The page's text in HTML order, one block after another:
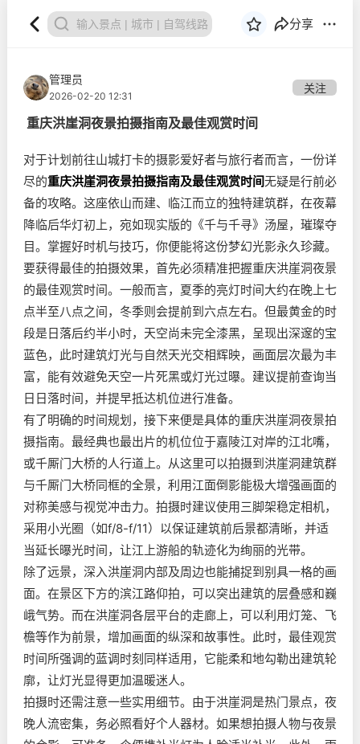
分享
管理员
2026-02-20 12:31
关注
重庆洪崖洞夜景拍摄指南及最佳观赏时间
对于计划前往山城打卡的摄影爱好者与旅行者而言，一份详
尽的重庆洪崖洞夜景拍摄指南及最佳观赏时间无疑是行前必
备的攻略。这座依山而建、临江而立的独特建筑群，在夜幕
降临后华灯初上，宛如现实版的《千与千寻》汤屋，璀璨夺
目。掌握好时机与技巧，你便能将这份梦幻光影永久珍藏。
要获得最佳的拍摄效果，首先必须精准把握重庆洪崖洞夜景
的最佳观赏时间。一般而言，夏季的亮灯时间大约在晚上七
点半至八点之间，冬季则会提前到六点左右。但最黄金的时
段是日落后约半小时，天空尚未完全漆黑，呈现出深邃的宝
蓝色，此时建筑灯光与自然天光交相辉映，画面层次最为丰
富，能有效避免天空一片死黑或灯光过曝。建议提前查询当
日日落时间，并提早抵达机位进行准备。
有了明确的时间规划，接下来便是具体的重庆洪崖洞夜景拍
摄指南。最经典也最出片的机位位于嘉陵江对岸的江北嘴，
或千厮门大桥的人行道上。从这里可以拍摄到洪崖洞建筑群
与千厮门大桥同框的全景，利用江面倒影能极大增强画面的
对称美感与视觉冲击力。拍摄时建议使用三脚架稳定相机，
采用小光圈（如f/8-f/11）以保证建筑前后景都清晰，并适
当延长曝光时间，让江上游船的轨迹化为绚丽的光带。
除了远景，深入洪崖洞内部及周边也能捕捉到别具一格的画
面。在景区下方的滨江路仰拍，可以突出建筑的层叠感和巍
峨气势。而在洪崖洞各层平台的走廊上，可以利用灯笼、飞
檐等作为前景，增加画面的纵深和故事性。此时，最佳观赏
时间所强调的蓝调时刻同样适用，它能柔和地勾勒出建筑轮
廓，让灯光显得更加温暖迷人。
拍摄时还需注意一些实用细节。由于洪崖洞是热门景点，夜
晚人流密集，务必照看好个人器材。如果想拍摄人物与夜景